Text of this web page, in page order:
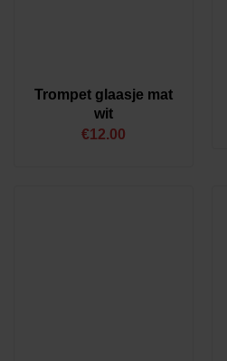
Trompet glaasje mat
wit
€12.00